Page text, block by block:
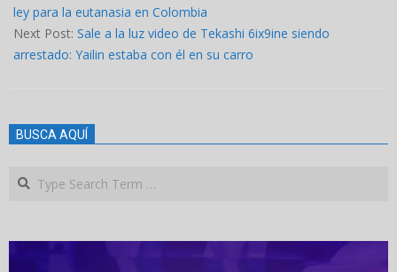
17
ley para la eutanasia en Colombia
Next Post: Sale a la luz video de Tekashi 6ix9ine siendo
arrestado: Yailin estaba con él en su carro
BUSCA AQUÍ
Search